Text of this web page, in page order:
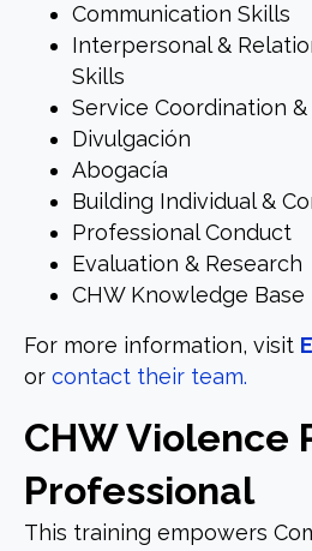
Communication Skills
Interpersonal &
Skills
Service Coordination
Divulgación
Abogacía
Building Individual &
Professional Conduct
Evaluation & Research
CHW Knowledge Base
For more information, visit
or contact their team.
CHW Violence
Professional
This training empowers